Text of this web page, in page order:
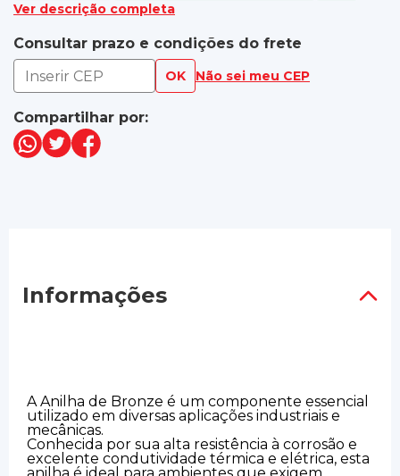
Ver descrição completa
Consultar prazo e condições do frete
OK Não sei meu CEP
Compartilhar por:
Informações
A Anilha de Bronze é um componente essencial
utilizado em diversas aplicações industriais e
mecânicas.
Conhecida por sua alta resistência à corrosão e
excelente condutividade térmica e elétrica, esta